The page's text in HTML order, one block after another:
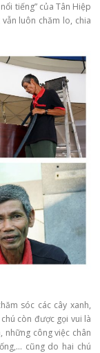
tiếng” của Tân Hiệp
luôn chăm lo, chia
sóc các cây xanh,
còn được gọi vui là
những công việc chân
cũng do hai chú